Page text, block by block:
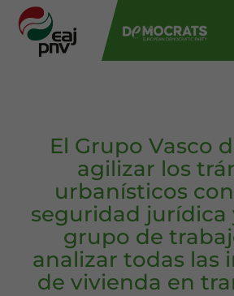
El Grupo Vasco
agilizar los
urbanísticos
seguridad jurídica
grupo de
analizar todas las
de vivienda en